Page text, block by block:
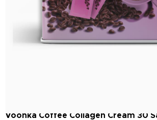
Voonka Coffee Collagen Cream 30